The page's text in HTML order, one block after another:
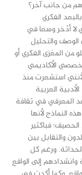
من جانب آخر؟
الفكري
لا أدّخر وسعا في
الوصف والتحليل
من المغزى الفكري أو
الأكاديمي
استشعرت منذ
العربية
المعرفي في ثقافة
النماذج لأنها
فباكثير
والتقابل بين
ورغم كل
إلى الواقع